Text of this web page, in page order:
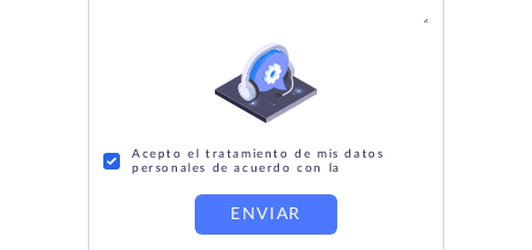
Acepto el tratamiento de mis datos
personales de acuerdo con la
ENVIAR